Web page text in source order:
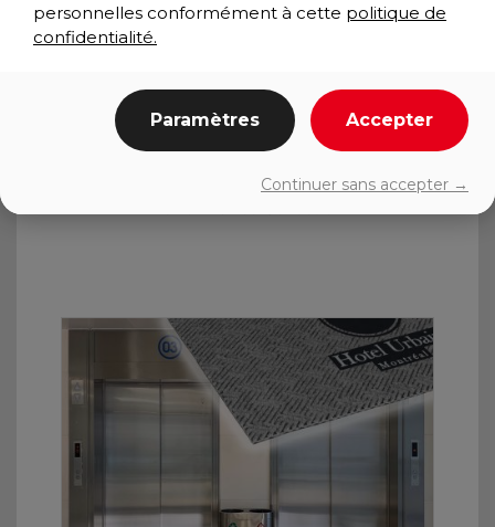
TRIATHLON GRAPHIC INLAY
Wiper/Scraper
personnelles conformément à cette politique de
confidentialité.
Paramètres Accepter
Continuer sans accepter →